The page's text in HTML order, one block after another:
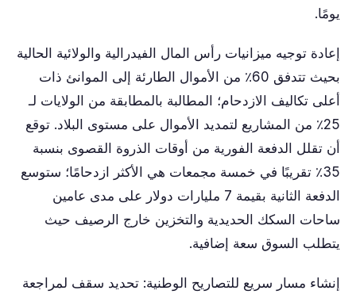
يومًا.
إعادة توجيه ميزانيات رأس المال الفيدرالية والولائية الحالية
بحيث تتدفق 60٪ من الأموال الطارئة إلى الموانئ ذات
أعلى تكاليف الازدحام؛ المطالبة بالمطابقة من الولايات لـ
25٪ من المشاريع لتمديد الأموال على مستوى البلاد. توقع
أن تقلل الدفعة الفورية من أوقات الذروة القصوى بنسبة
35٪ تقريبًا في خمسة مجمعات هي الأكثر ازدحامًا؛ ستوسع
الدفعة الثانية بقيمة 7 مليارات دولار على مدى عامين
ساحات السكك الحديدية والتخزين خارج الرصيف حيث
يتطلب السوق سعة إضافية.
إنشاء مسار سريع للتصاريح الوطنية: تحديد سقف لمراجعة